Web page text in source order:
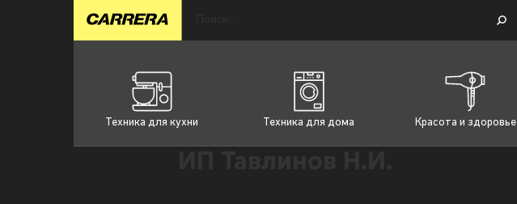
Техника для кухни Техника для дома Красота и здоровье